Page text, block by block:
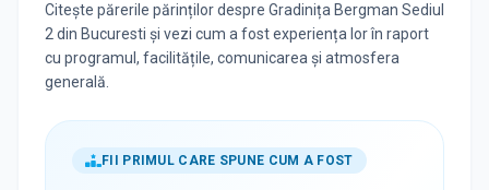
Citește părerile părinților despre Gradinița Bergman Sediul
2 din Bucuresti și vezi cum a fost experiența lor în raport
cu programul, facilitățile, comunicarea și atmosfera
generală.
FII PRIMUL CARE SPUNE CUM A FOST